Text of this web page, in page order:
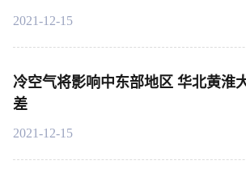
2021-12-15
冷空气将影响中东部地区 华北黄淮
差
2021-12-15